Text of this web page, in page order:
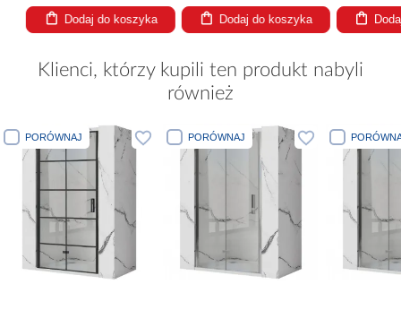
Dodaj do koszyka Dodaj do koszyka
Klienci, którzy kupili ten produkt nabyli
również
PORÓWNAJ PORÓWNAJ